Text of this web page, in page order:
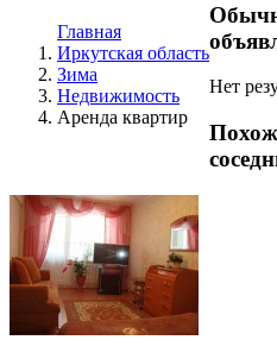
Главная
Иркутская область
Зима
Недвижимость
Аренда квартир
Нет